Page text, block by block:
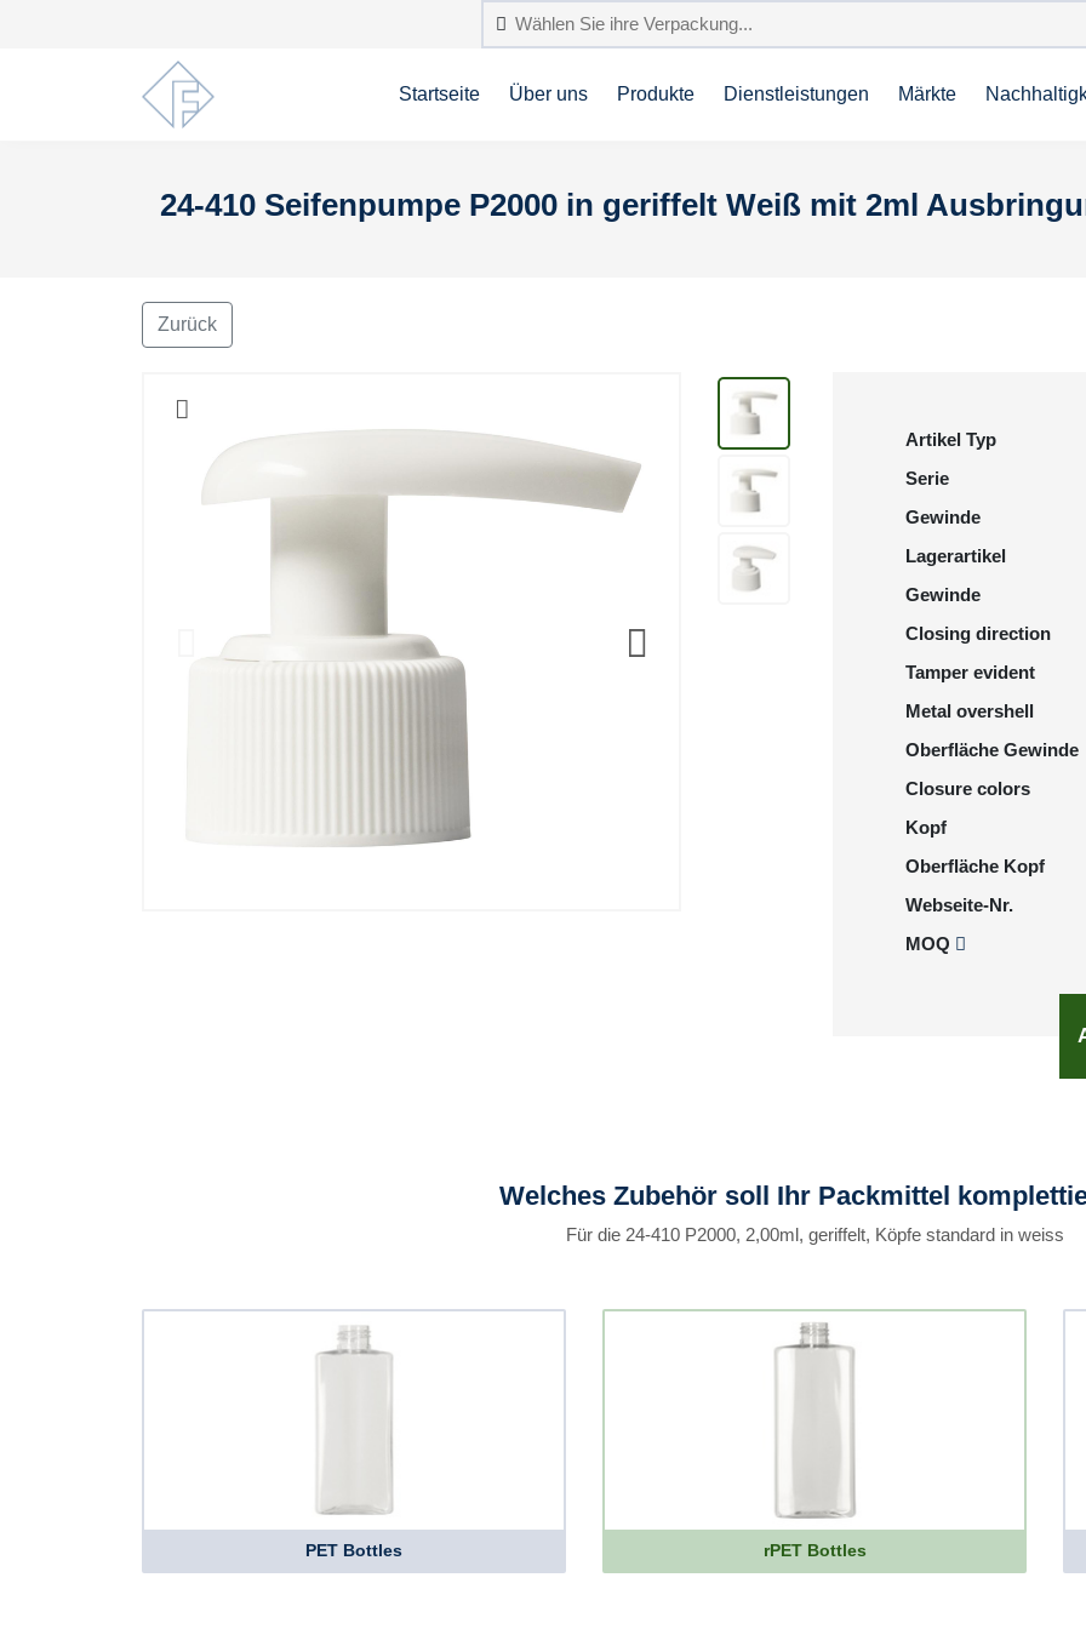
Startseite Über uns Produkte Dienstleistungen Märkte
24-410 Seifenpumpe P2000 in geriffelt Weiß mit 2ml
Zurück
Artikel Typ
Serie
Gewinde
Lagerartikel
Gewinde
Closing direction
Tamper evident
Metal overshell
Oberfläche Gewinde
Closure colors
Kopf
Oberfläche Kopf
Webseite-Nr.
MOQ
Welches Zubehör soll Ihr Packmittel
Für die 24-410 P2000, 2,00ml, geriffelt, Köpfe standard in weiss
PET Bottles rPET Bottles